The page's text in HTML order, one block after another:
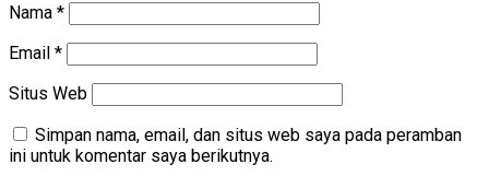
Nama *
Email *
Situs Web
Simpan nama, email, dan situs web saya pada peramban
ini untuk komentar saya berikutnya.